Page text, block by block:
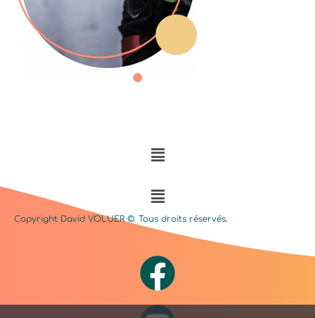
Menu
Menu
Copyright David VOLUER©. Tous droits réservés.